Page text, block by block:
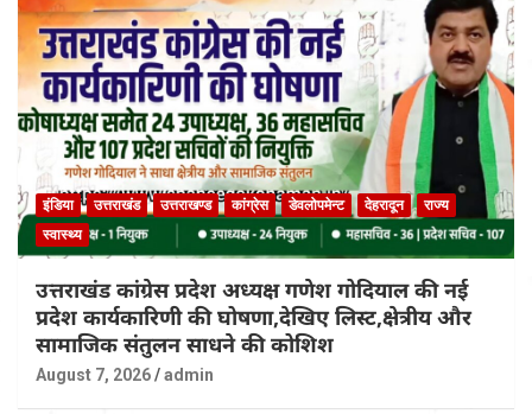
इंडिया उत्तराखंड उत्तराखण्ड कांग्रेस डेवलोपमेन्ट देहरादून
राज्य
स्वास्थ्य
उत्तराखंड कांग्रेस प्रदेश अध्यक्ष गणेश गोदियाल की नई
प्रदेश कार्यकारिणी की घोषणा,देखिए लिस्ट,क्षेत्रीय और
सामाजिक संतुलन साधने की कोशिश
August 7, 2026 admin